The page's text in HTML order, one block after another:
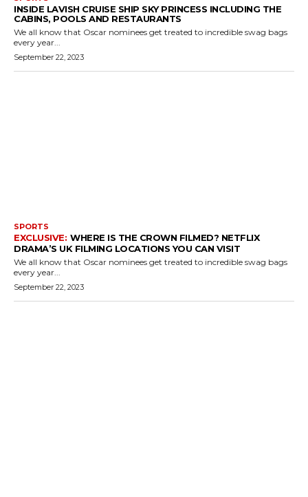
INSIDE LAVISH CRUISE SHIP SKY PRINCESS INCLUDING THE
CABINS, POOLS AND RESTAURANTS
We all know that Oscar nominees get treated to incredible swag bags
every year...
September 22, 2023
SPORTS
WHERE IS THE CROWN FILMED? NETFLIX
DRAMA’S UK FILMING LOCATIONS YOU CAN VISIT
We all know that Oscar nominees get treated to incredible swag bags
every year...
September 22, 2023